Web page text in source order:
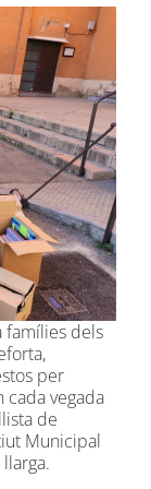
famílies dels
per
cada vegada
de
Municipal